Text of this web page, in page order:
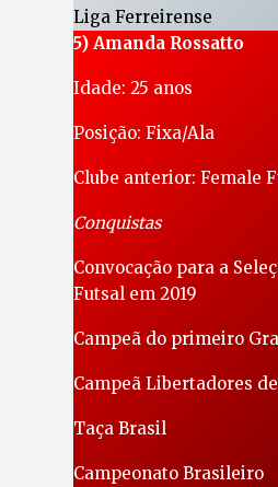
Liga Ferreirense
5) Amanda Rossatto
Idade: 25 anos
Posição: Fixa/Ala
Clube anterior: Female
Conquistas
Convocação para a
Futsal em 2019
Campeã do primeiro
Campeã Libertadores
Taça Brasil
Campeonato Brasileiro